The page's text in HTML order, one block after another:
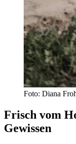
Foto: Diana
Frisch vom
Gewissen